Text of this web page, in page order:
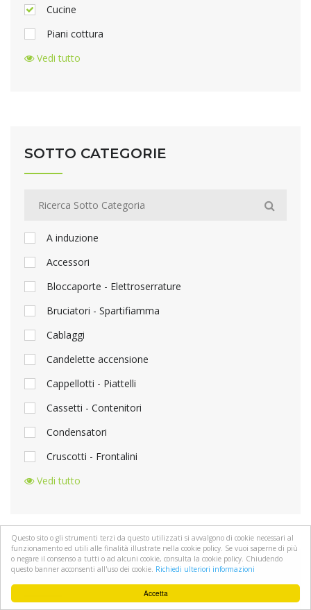
Accetta
Questo sito o gli strumenti terzi da questo utilizzati si avvalgono di cookie necessari al
funzionamento ed utili alle finalità illustrate nella cookie policy. Se vuoi saperne di più
o negare il consenso a tutti o ad alcuni cookie, consulta la cookie policy. Chiudendo
questo banner acconsenti all'uso dei cookie. Richiedi ulteriori informazioni
Cucine
Piani cottura
Vedi tutto
SOTTO CATEGORIE
A induzione
Accessori
Bloccaporte - Elettroserrature
Bruciatori - Spartifiamma
Cablaggi
Candelette accensione
Cappellotti - Piattelli
Cassetti - Contenitori
Condensatori
Cruscotti - Frontalini
Vedi tutto
MARCHIO